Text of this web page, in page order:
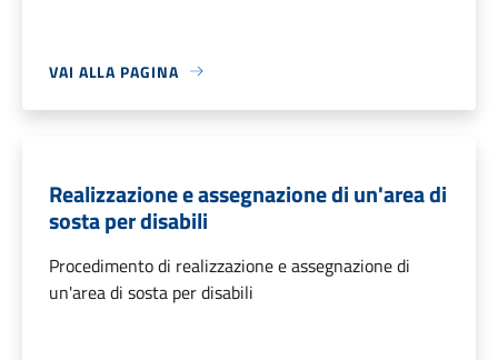
VAI ALLA PAGINA
Realizzazione e assegnazione di un'area di
sosta per disabili
Procedimento di realizzazione e assegnazione di
un'area di sosta per disabili